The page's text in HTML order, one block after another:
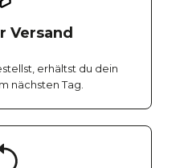
Versand
erhältst du dein
nächsten Tag.